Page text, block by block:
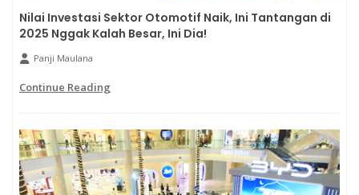
Nilai Investasi Sektor Otomotif Naik, Ini Tantangan di
2025 Nggak Kalah Besar, Ini Dia!
Panji Maulana
Continue Reading